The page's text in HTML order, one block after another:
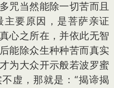
咒当然能除一切苦而且
要原因，是菩萨亲证
心之所在，并依此无智
能除众生种种苦而真实
为大众开示般若波罗蜜
虚，那就是：“揭谛揭